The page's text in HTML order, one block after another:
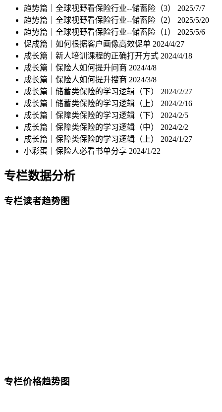
趋势篇｜全球视野看保险行业--储蓄险（3） 2025/7/7
趋势篇｜全球视野看保险行业--储蓄险（2） 2025/5/20
趋势篇｜全球视野看保险行业--储蓄险（1） 2025/5/6
促成篇｜如何根据客户画像高效促单 2024/4/27
成长篇｜新人培训课程的正确打开方式 2024/4/18
成长篇｜保险人如何提升问商 2024/4/8
成长篇｜保险人如何提升搜商 2024/3/8
成长篇｜储蓄类保险的学习逻辑（下） 2024/2/27
成长篇｜储蓄类保险的学习逻辑（上） 2024/2/16
成长篇｜保障类保险的学习逻辑（下） 2024/2/5
成长篇｜保障类保险的学习逻辑（中） 2024/2/2
成长篇｜保障类保险的学习逻辑（上） 2024/1/27
小彩蛋｜保险人必看书单分享 2024/1/22
专栏数据分析
专栏读者趋势图
专栏价格趋势图